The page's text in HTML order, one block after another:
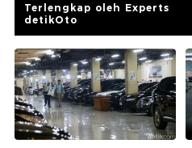
Terlengkap oleh Experts
detikOto